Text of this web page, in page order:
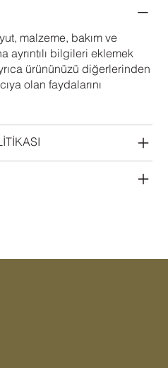
malzeme, bakım ve
ayrıntılı bilgileri eklemek
ürününüzü diğerlerinden
olan faydalarını